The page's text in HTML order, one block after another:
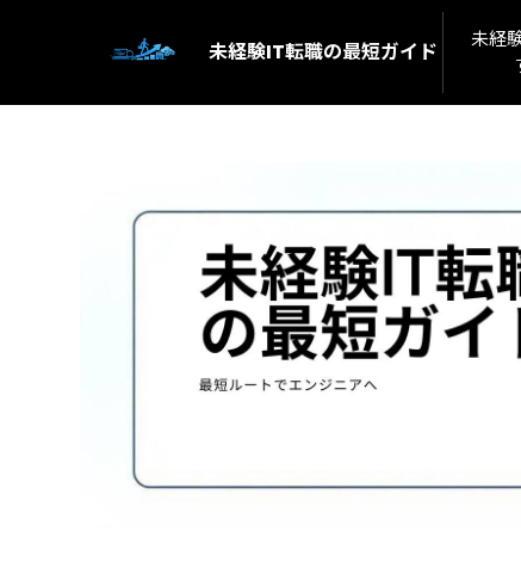
未経験IT転職の最短ガイド
未経